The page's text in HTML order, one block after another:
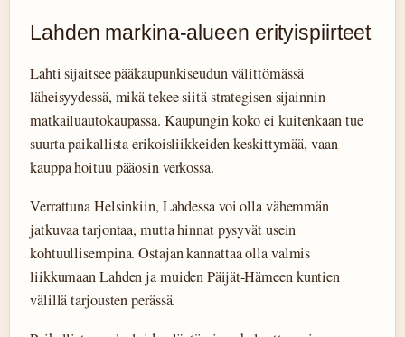
Lahden markina-alueen erityispiirteet
Lahti sijaitsee pääkaupunkiseudun välittömässä
läheisyydessä, mikä tekee siitä strategisen sijainnin
matkailuautokaupassa. Kaupungin koko ei kuitenkaan tue
suurta paikallista erikoisliikkeiden keskittymää, vaan
kauppa hoituu pääosin verkossa.
Verrattuna Helsinkiin, Lahdessa voi olla vähemmän
jatkuvaa tarjontaa, mutta hinnat pysyvät usein
kohtuullisempina. Ostajan kannattaa olla valmis
liikkumaan Lahden ja muiden Päijät-Hämeen kuntien
välillä tarjousten perässä.